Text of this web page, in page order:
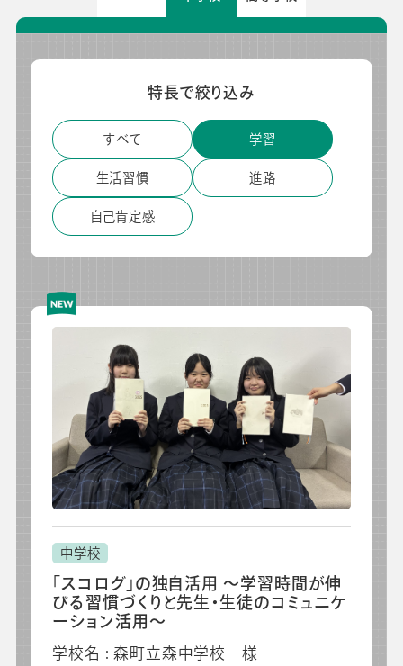
よくあるご質問
先生の学び応援コラム
導入校向けデータベース
会社情報グループ会社 プライバシーポリシー 個人情報保護法 利用規約
特長で絞り込み
すべて 学習
生活習慣 進路
自己肯定感
中学校
「スコログ」の独自活用 ～学習時間が伸
びる習慣づくりと先生・生徒のコミュニケ
ーション活用～
学校名 : 森町立森中学校 様